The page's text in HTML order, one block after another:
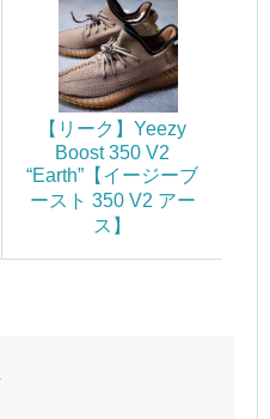
【リーク】Yeezy
Boost 350 V2
“Earth”【イージーブ
ースト 350 V2 アー
ス】